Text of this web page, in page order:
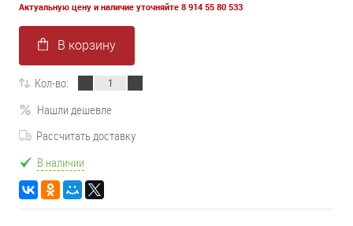
Актуальную цену и наличие уточняйте 8 914 55 80 533
В корзину
Кол-во:
Нашли дешевле
Рассчитать доставку
В наличии